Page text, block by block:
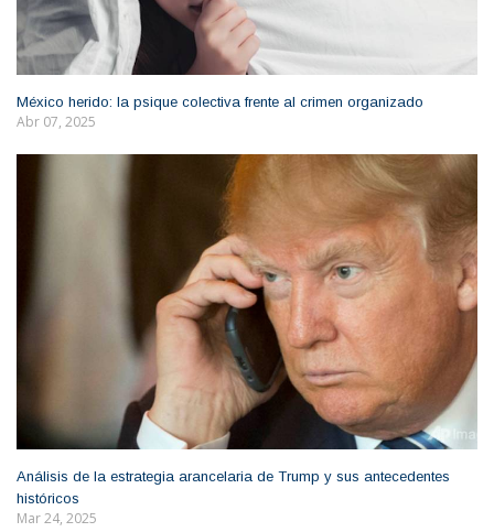
México herido: la psique colectiva frente al crimen organizado
Abr 07, 2025
Análisis de la estrategia arancelaria de Trump y sus antecedentes
históricos
Mar 24, 2025